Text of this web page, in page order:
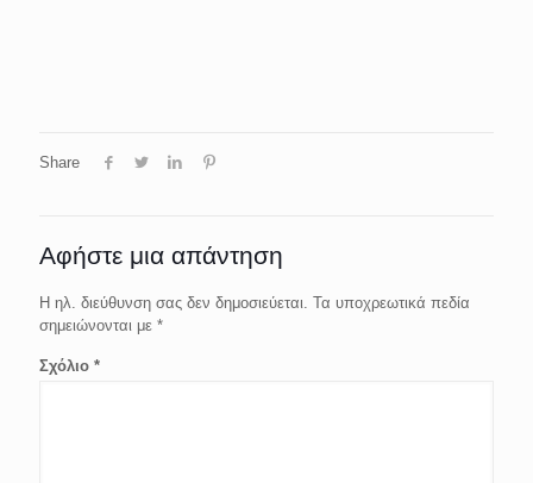
Share
Αφήστε μια απάντηση
Η ηλ. διεύθυνση σας δεν δημοσιεύεται. Τα υποχρεωτικά πεδία
σημειώνονται με *
Σχόλιο *